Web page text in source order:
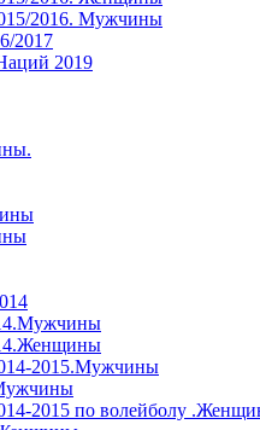
2016. Мужчины
2017
2019
2015.Мужчины
2015 по волейболу